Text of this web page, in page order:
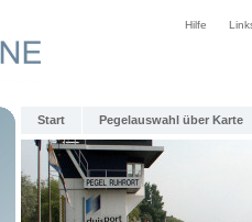
Hilfe
Start Pegelauswahl über Karte